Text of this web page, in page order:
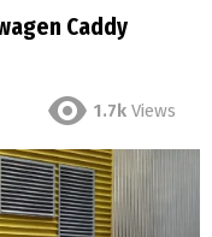
Caddy
1.7k Views